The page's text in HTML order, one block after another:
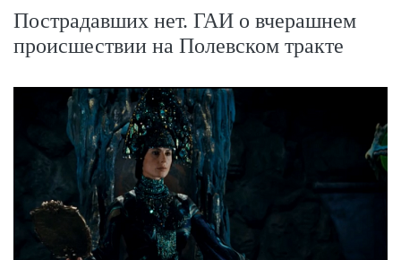
Пострадавших нет. ГАИ о вчерашнем
происшествии на Полевском тракте